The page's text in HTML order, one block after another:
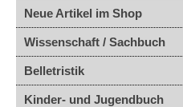
Neue Artikel im Shop
Wissenschaft / Sachbuch
Belletristik
Kinder- und Jugendbuch